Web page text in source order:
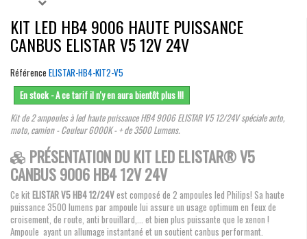
KIT LED HB4 9006 HAUTE PUISSANCE
CANBUS ELISTAR V5 12V 24V
Référence ELISTAR-HB4-KIT2-V5
En stock - A ce tarif il n'y en aura bientôt plus !!!
Kit de 2 ampoules à led haute puissance HB4 9006 ELISTAR V5 12/24V spéciale auto,
moto, camion - Couleur 6000K - + de 3500 Lumens.
PRÉSENTATION DU KIT LED ELISTAR® V5
CANBUS 9006 HB4 12V 24V
Ce kit ELISTAR V5 HB412/24Vest composé de 2 ampoules led Philips! Sa haute
puissance 3500 lumens par ampoule lui assure un usage optimum en feux de
croisement, de route, anti brouillard,... et bien plus puissante que le xenon !
Ampoule ayant un allumage instantané et un soutient canbus performant.